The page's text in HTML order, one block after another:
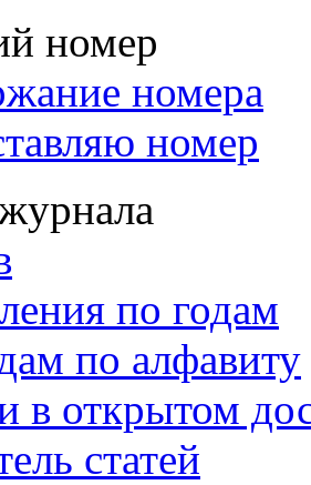
номер
номера
номер
по годам
по алфавиту
в открытом
статей